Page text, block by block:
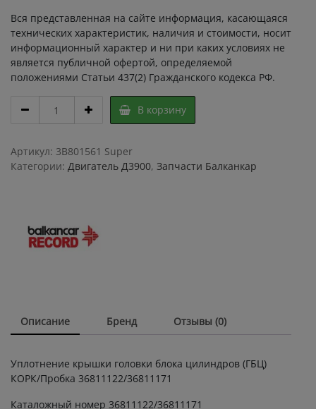
Вся представленная на сайте информация, касающаяся
технических характеристик, наличия и стоимости, носит
информационный характер и ни при каких условиях не
является публичной офертой, определяемой
положениями Статьи 437(2) Гражданского кодекса РФ.
Уплотнение
крышки
блока
цилиндров
Пробка
В корзину
Артикул: 3B801561 Super
Категории: Двигатель Д3900, Запчасти Балканкар
Описание Бренд Отзывы (0)
Уплотнение крышки головки блока цилиндров (ГБЦ)
КОРК/Пробка 36811122/36811171
Каталожный номер 36811122/36811171